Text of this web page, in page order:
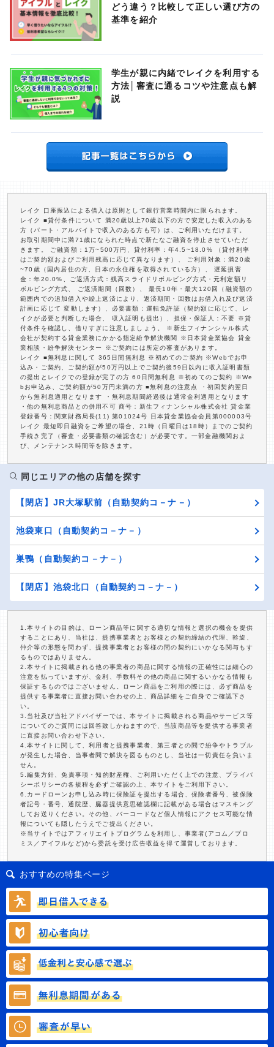
どう違う？比較して正しい選び方の
基準を紹介
学生が親に内緒でレイクを利用する
方法│審査に通るコツや注意点も解
説
レイク 口座振込による借入は原則として銀行営業時間内に限られます。
レイク ■貸付条件について 満20歳以上70歳以下の方で安定した収入のある
方（パート・アルバイトで収入のある方も可）は、ご利用いただけます。
お取引期間中に満71歳になられた時点で新たなご融資を停止させていただ
きます。 ご融資額：1万~500万円、貸付利率：年4.5~18.0% （貸付利率
はご契約額およびご利用残高に応じて異なります）、 ご利用対象：満20歳
~70歳（国内居住の方、日本の永住権を取得されている方）、 遅延損害
金：年20.0%、ご返済方式：残高スライドリボルビング方式・元利定額リ
ボルビング方式、 ご返済期間（回数）、 最長10年・最大120回（融資額の
範囲内での追加借入や繰上返済により、返済期間・回数はお借入れ及び返済
計画に応じて 変動します）、必要書類：運転免許証（契約額に応じて、レ
イクが必要と判断した場合、 収入証明も提出）、担保・保証人：不要 ※貸
付条件を確認し、借りすぎに注意しましょう。 ※新生フィナンシャル株式
会社が契約する貸金業務にかかる指定紛争解決機関 ※日本貸金業協会 貸金
業相談・紛争解決センター ※ご契約には所定の審査があります。
レイク ■無利息に関して 365日間無利息 ※初めてのご契約 ※Webでお申
込み・ご契約、ご契約額が50万円以上でご契約後59日以内に収入証明書類
の提出とレイクでの登録が完了の方 60日間無利息 ※初めてのご契約 ※We
bお申込み、ご契約額が50万円未満の方 ■無利息の注意点 ・初回契約翌日
から無利息適用となります ・無利息期間経過後は通常金利適用となります
・他の無利息商品との併用不可 商号：新生フィナンシャル株式会社 貸金業
登録番号：関東財務局長(11) 第01024号 日本貸金業協会会員第000003号
レイク 最短即日融資をご希望の場合、21時（日曜日は18時）までのご契約
手続き完了（審査・必要書類の確認含む）が必要です。一部金融機関およ
び、メンテナンス時間等を除きます。
同じエリアの他の店舗を探す
【閉店】JR大塚駅前（自動契約コ－ナ－）
池袋東口（自動契約コ－ナ－）
巣鴨（自動契約コ－ナ－）
【閉店】池袋北口（自動契約コ－ナ－）
1.本サイトの目的は、ローン商品等に関する適切な情報と選択の機会を提供
することにあり、当社は、提携事業者とお客様との契約締結の代理、斡旋、
仲介等の形態を問わず、提携事業者とお客様の間の契約にいかなる関与もす
るものではありません。
2.本サイトに掲載される他の事業者の商品に関する情報の正確性には細心の
注意を払っていますが、金利、手数料その他の商品に関するいかなる情報も
保証するものではございません。ローン商品をご利用の際には、必ず商品を
提供する事業者に直接お問い合わせの上、商品詳細をご自身でご確認下さ
い。
3.当社及び当社アドバイザーでは、本サイトに掲載される商品やサービス等
についてのご質問には回答致しかねますので、当該商品等を提供する事業者
に直接お問い合わせ下さい。
4.本サイトに関して、利用者と提携事業者、第三者との間で紛争やトラブル
が発生した場合、当事者間で解決を図るものとし、当社は一切責任を負いま
せん。
5.編集方針、免責事項・知的財産権、ご利用いただく上での注意、プライバ
シーポリシーの各規程を必ずご確認の上、本サイトをご利用下さい。
6.カードローンお申し込み時に保険証を提出する場合、保険者番号、被保険
者記号・番号、通院歴、臓器提供意思確認欄に記載がある場合はマスキング
してお送りください。その他、バーコードなど個人情報にアクセス可能な情
報についても隠したうえでご提出ください。
※当サイトではアフィリエイトプログラムを利用し、事業者(アコム／プロ
ミス／アイフルなど)から委託を受け広告収益を得て運営しております。
おすすめの特集ページ